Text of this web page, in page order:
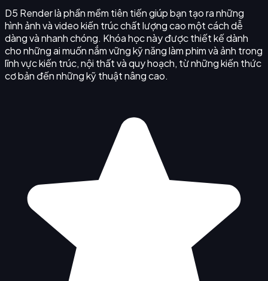
D5 Render là phần mềm tiên tiến giúp bạn tạo ra những
hình ảnh và video kiến trúc chất lượng cao một cách dễ
dàng và nhanh chóng. Khóa học này được thiết kế dành
cho những ai muốn nắm vững kỹ năng làm phim và ảnh trong
lĩnh vực kiến trúc, nội thất và quy hoạch, từ những kiến thức
cơ bản đến những kỹ thuật nâng cao.